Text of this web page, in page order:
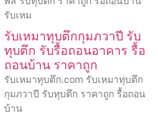
รับเหม
รับเหมาทุบตึกกุมภวาปี รับ
ทุบตึก รับรื้อถอนอาคาร รื้อ
ถอนบ้าน ราคาถูก
รับเหมาทุบตึก.com รับเหมาทุบตึก
กุมภวาปี รับทุบตึก ราคาถูก รื้อถอน
บ้าน